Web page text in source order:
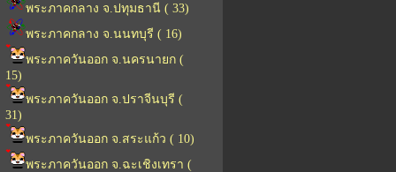
พระภาคกลาง จ.ปทุมธานี ( 33)
พระภาคกลาง จ.นนทบุรี ( 16)
พระภาควันออก จ.นครนายก (
15)
พระภาควันออก จ.ปราจีนบุรี (
31)
พระภาควันออก จ.สระแก้ว ( 10)
พระภาควันออก จ.ฉะเชิงเทรา (